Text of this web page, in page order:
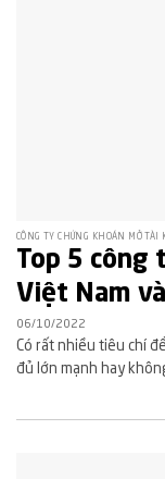
CÔNG TY CHỨNG KHOÁN MỞ TÀI
Top 5 công
Việt Nam
06/10/2022
Có rất nhiều tiêu chí
đủ lớn mạnh hay